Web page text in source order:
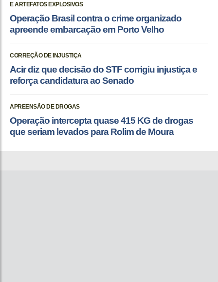
E ARTEFATOS EXPLOSIVOS
Operação Brasil contra o crime organizado
apreende embarcação em Porto Velho
CORREÇÃO DE INJUSTIÇA
Acir diz que decisão do STF corrigiu injustiça e
reforça candidatura ao Senado
APREENSÃO DE DROGAS
Operação intercepta quase 415 KG de drogas
que seriam levados para Rolim de Moura